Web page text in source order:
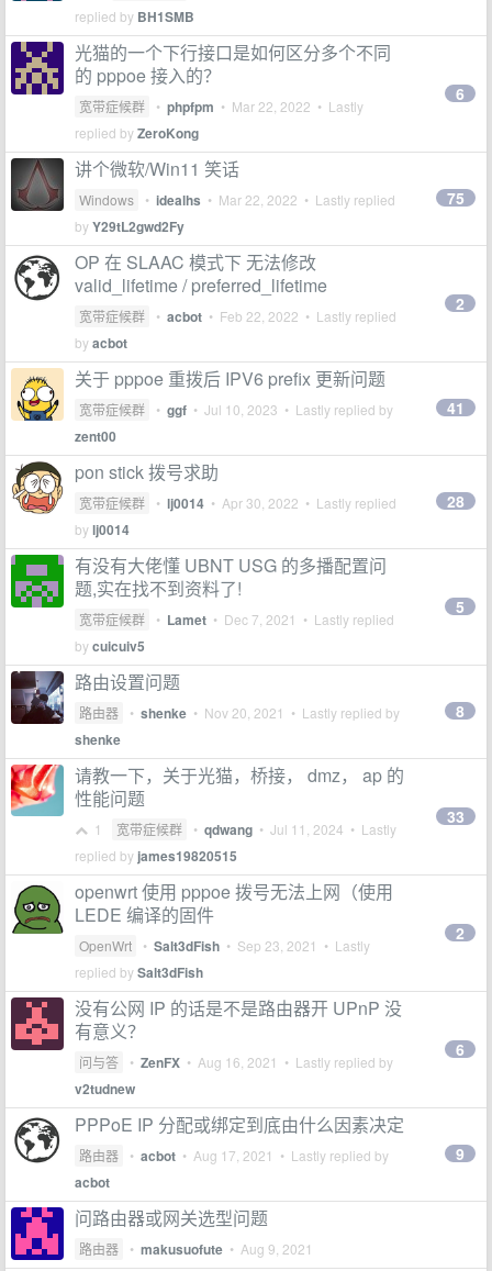
replied by BH1SMB
光猫的一个下行接口是如何区分多个不同
的 pppoe 接入的？
宽带症候群 • phpfpm • Mar 22, 2022 • Lastly
replied byZeroKong
6
讲个微软/Win11 笑话
Windows • idealhs • Mar 22, 2022 • Lastly replied
byY29tL2gwd2Fy
75
OP 在 SLAAC 模式下 无法修改
valid_lifetime / preferred_lifetime
宽带症候群 • acbot • Feb 22, 2022 • Lastly replied
byacbot
2
关于 pppoe 重拨后 IPV6 prefix 更新问题
宽带症候群 • ggf • Jul 10, 2023 • Lastly replied by
zent00
41
pon stick 拨号求助
宽带症候群 • lj0014 • Apr 30, 2022 • Lastly replied
bylj0014
28
有没有大佬懂 UBNT USG 的多播配置问
题,实在找不到资料了!
宽带症候群 • Lamet • Dec 7, 2021 • Lastly replied
bycuicuiv5
5
路由设置问题
路由器 • shenke • Nov 20, 2021 • Lastly replied by
shenke
8
请教一下，关于光猫，桥接， dmz， ap 的
性能问题
1 宽带症候群 • qdwang • Jul 11, 2024 • Lastly
replied by james19820515
33
openwrt 使用 pppoe 拨号无法上网（使用
LEDE 编译的固件
OpenWrt • Salt3dFish • Sep 23, 2021 • Lastly
replied bySalt3dFish
2
没有公网 IP 的话是不是路由器开 UPnP 没
有意义？
问与答 • ZenFX • Aug 16, 2021 • Lastly replied by
v2tudnew
6
PPPoE IP 分配或绑定到底由什么因素决定
路由器 • acbot • Aug 17, 2021 • Lastly replied by
acbot
9
问路由器或网关选型问题
路由器 • makusuofute • Aug 9, 2021